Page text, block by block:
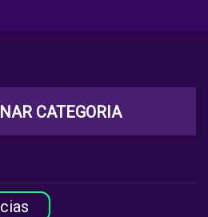
CATEGORIA